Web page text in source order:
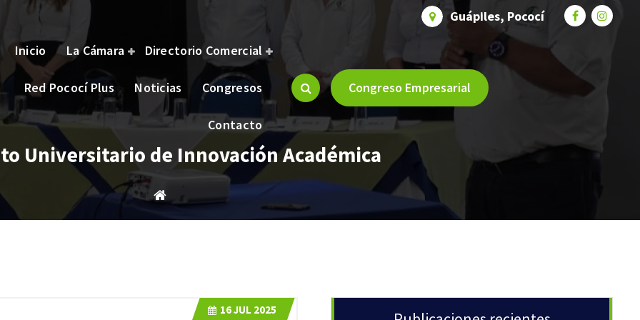
Guápiles, Pococí
brindar bienestar y oportunidades a nuestros asociados.
Inicio La Cámara Directorio Comercial
Red Pococí Plus Noticias Congresos
Contacto
Congreso Empresarial
Universitario de Innovación Académica
16JUL 2025